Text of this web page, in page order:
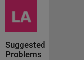
Suggested
Problems